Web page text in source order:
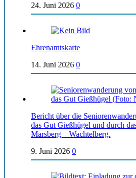
24. Juni 2026 0
Ehrenamtskarte
14. Juni 2026 0
Bericht über die
das Gut Gießhügel und durch
Marsberg – Wachtelberg.
9. Juni 2026 0